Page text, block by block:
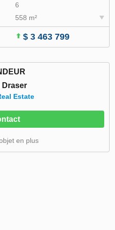
6
558 m²
$ 3 463 799
Draser
Estate
en plus